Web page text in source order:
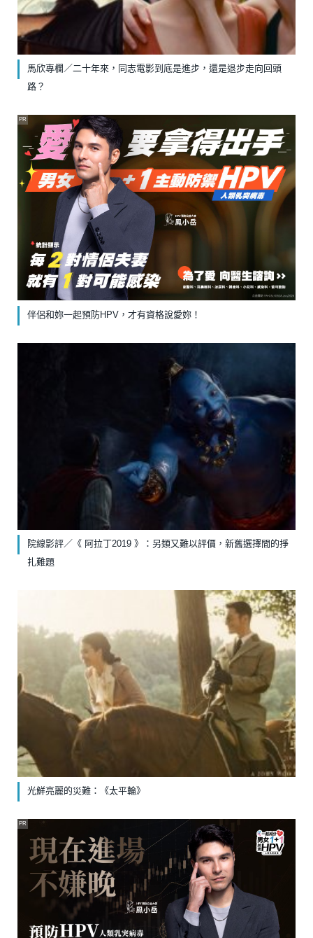
馬欣專欄／二十年來，同志電影到底是進步，還是退步走向回頭
路？
伴侶和妳一起預防HPV，才有資格說愛妳！
PR
院線影評／《 阿拉丁2019 》：另類又難以評價，新舊選擇間的掙
扎難題
光鮮亮麗的災難：《太平輪》
PR